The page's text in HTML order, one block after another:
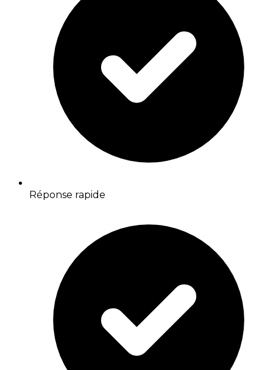
Réponse rapide